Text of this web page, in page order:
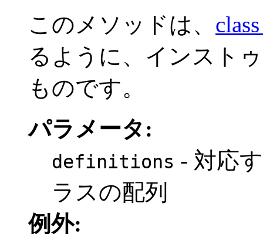
このメソッドは、
るように、インスト
ものです。
パラメータ:
definitions - 対応
ラスの配列
例外: